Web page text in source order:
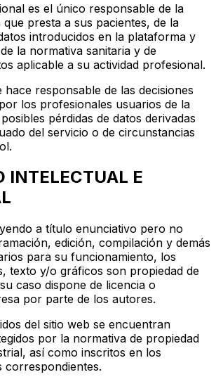
es el único responsable de la
presta a sus pacientes, de la
introducidos en la plataforma y
la normativa sanitaria y de
aplicable a su actividad profesional.
hace responsable de las decisiones
los profesionales usuarios de la
pérdidas de datos derivadas
del servicio o de circunstancias
INTELECTUAL E
a título enunciativo pero no
edición, compilación y demás
para su funcionamiento, los
texto y/o gráficos son propiedad de
caso dispone de licencia o
por parte de los autores.
del sitio web se encuentran
por la normativa de propiedad
así como inscritos en los
correspondientes.